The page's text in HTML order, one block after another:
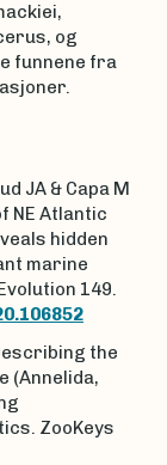
og
funnene fra
JA & Capa M
NE Atlantic
hidden
marine
149.
the
(Annelida,
ZooKeys